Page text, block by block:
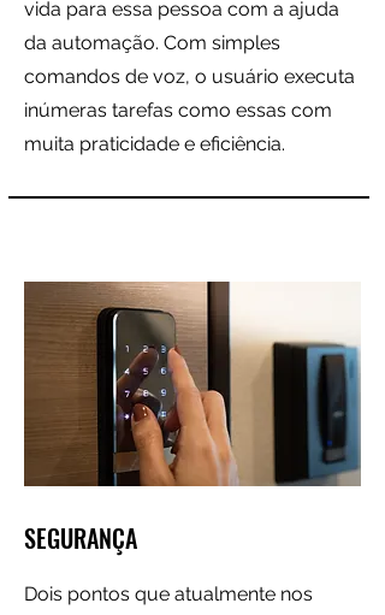
vida para essa pessoa com a ajuda
da automação. Com simples
comandos de voz, o usuário executa
inúmeras tarefas como essas com
muita praticidade e eficiência.
SEGURANÇA
Dois pontos que atualmente nos